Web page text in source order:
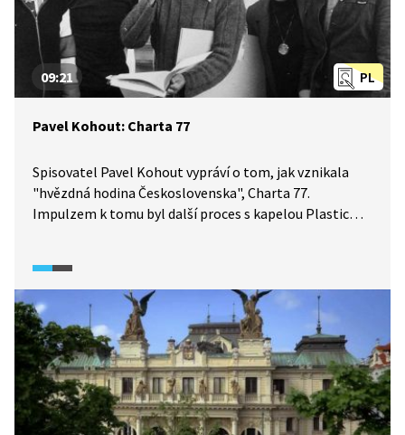
PL
09:21
Pavel Kohout: Charta 77
Spisovatel Pavel Kohout vypráví o tom, jak vznikala
"hvězdná hodina Československa", Charta 77.
Impulzem k tomu byl další proces s kapelou Plastic
z toho, že nedodržuje své vlastní zákony. Tento nápad
se ukázal být nosným a díky němu petici podepsaly
spousty lidí. Co se dělo poté? Jak Kohout vnímá
Antichartu? Video je doplněno o dobové záběry
a ukázky z tisku.